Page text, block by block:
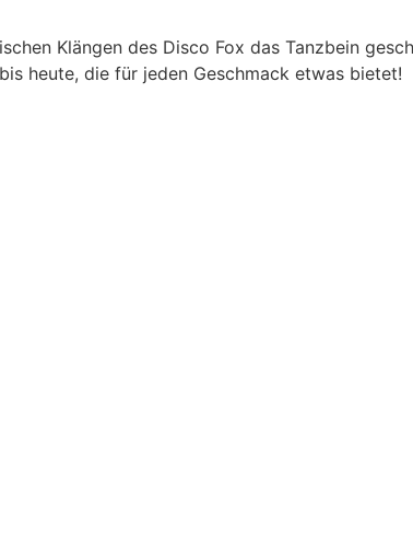
Klängen des Disco Fox das Tanzbein
heute, die für jeden Geschmack etwas bietet!